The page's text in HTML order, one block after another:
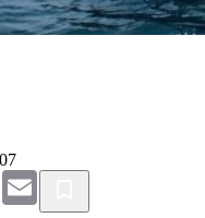
Facebook
Email